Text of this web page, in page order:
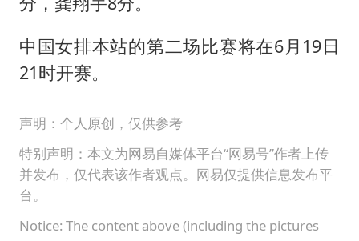
中国女排本站的第二场比赛将在6月19日
21时开赛。
声明：个人原创，仅供参考
特别声明：本文为网易自媒体平台“网易号”作者上传
并发布，仅代表该作者观点。网易仅提供信息发布平
台。
Notice: The content above (including the pictures